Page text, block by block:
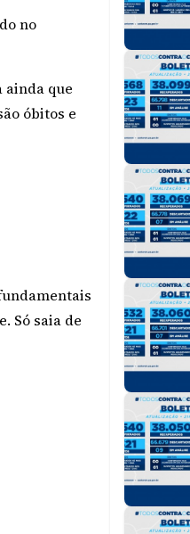
no
ainda que
óbitos e
Só saia de